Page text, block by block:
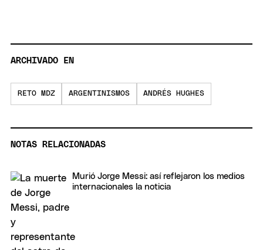
ARCHIVADO EN
RETO MDZ ARGENTINISMOS ANDRÉS HUGHES
NOTAS RELACIONADAS
Murió Jorge Messi: así reflejaron los medios
internacionales la noticia